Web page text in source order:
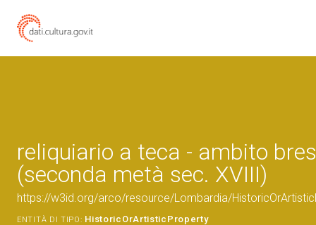
reliquiario a teca - ambito
(seconda metà sec. XVIII)
https://w3id.org/arco/resource/Lombardia/
ENTITÀ DI TIPO: HistoricOrArtisticProperty